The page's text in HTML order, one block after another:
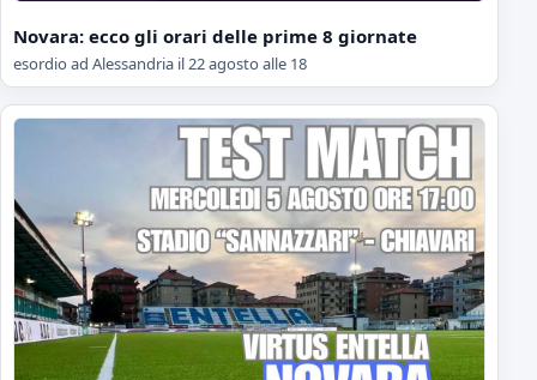
Novara: ecco gli orari delle prime 8 giornate
esordio ad Alessandria il 22 agosto alle 18